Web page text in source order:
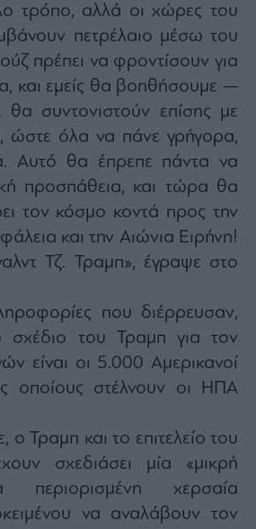
τρόπο, αλλά οι χώρες του
πετρέλαιο μέσω του
πρέπει να φροντίσουν για
και εμείς θα βοηθήσουμε —
συντονιστούν επίσης με
ώστε όλα να πάνε γρήγορα,
Αυτό θα έπρεπε πάντα να
προσπάθεια, και τώρα θα
τον κόσμο κοντά προς την
και την Αιώνια Ειρήνη!
Τζ. Τραμπ», έγραψε στο
που διέρρευσαν,
σχέδιο του Τραμπ για τον
είναι οι 5.000 Αμερικανοί
οποίους στέλνουν οι ΗΠΑ
Τραμπ και το επιτελείο του
σχεδιάσει μία «μικρή
περιορισμένη χερσαία
να αναλάβουν τον